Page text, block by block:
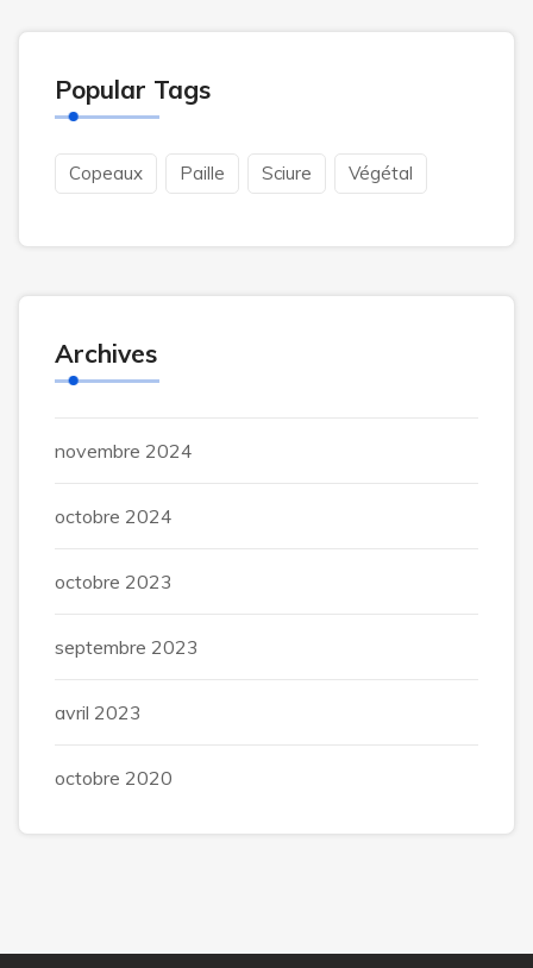
Popular Tags
Copeaux Paille Sciure Végétal
Archives
novembre 2024
octobre 2024
octobre 2023
septembre 2023
avril 2023
octobre 2020